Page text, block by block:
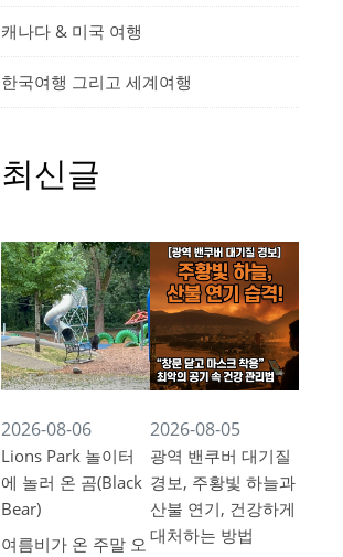
캐나다 & 미국 여행
한국여행 그리고 세계여행
최신글
2026-08-06
Lions Park 놀이터
에 놀러 온 곰(Black
Bear)
여름비가 온 주말 오
2026-08-05
광역 밴쿠버 대기질
경보, 주황빛 하늘과
산불 연기, 건강하게
대처하는 방법